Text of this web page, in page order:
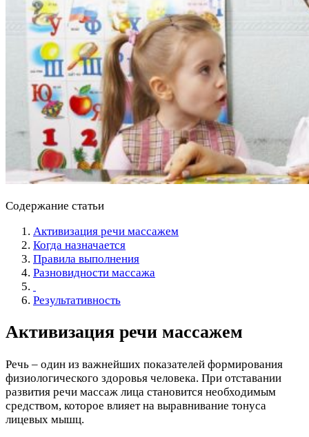
Содержание статьи
Активизация речи массажем
Когда назначается
Правила выполнения
Разновидности массажа
Результативность
Активизация речи массажем
Речь – один из важнейших показателей формирования
физиологического здоровья человека. При отставании
развития речи массаж лица становится необходимым
средством, которое влияет на выравнивание тонуса
лицевых мышц.